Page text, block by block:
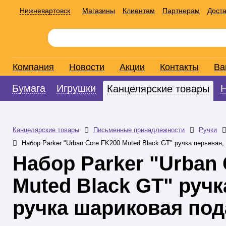
Нижневартовск Магазины Клиентам Партнерам
Компания Новости Акции Контакты
Бумага Игрушки Канцелярские товары
Канцелярские товары Письменные принадлежности
Ручки
Набор Parker "Urban Core FK200 Muted Black GT" ручка
Набор Parker "Urban
Muted Black GT"
ручка шариковая